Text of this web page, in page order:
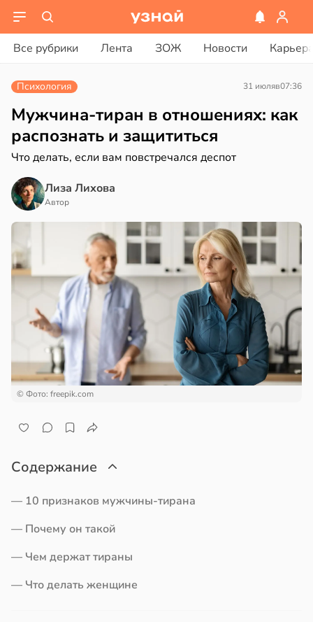
Все рубрики Лента ЗОЖ Новости
в13:55
21:42
Психология 31 июляв07:36
Мужчина-тиран в отношениях: как
распознать и защититься
Что делать, если вам повстречался деспот
Лиза Лихова
Автор
© Фото: freepik.com
Содержание
— 10 признаков мужчины-тирана
— Почему он такой
— Чем держат тираны
— Что делать женщине